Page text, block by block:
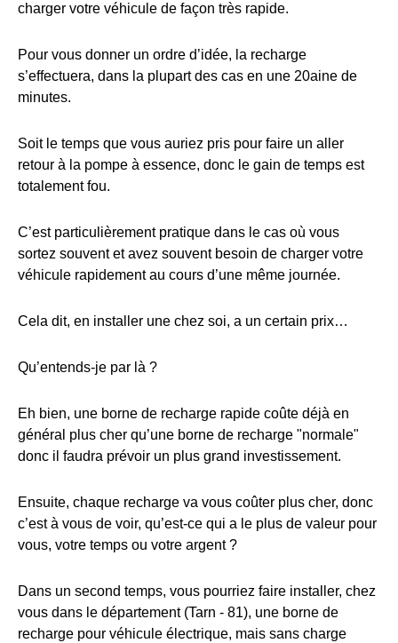
charger votre véhicule de façon très rapide.
Pour vous donner un ordre d’idée, la recharge
s’effectuera, dans la plupart des cas en une 20aine de
minutes.
Soit le temps que vous auriez pris pour faire un aller
retour à la pompe à essence, donc le gain de temps est
totalement fou.
C’est particulièrement pratique dans le cas où vous
sortez souvent et avez souvent besoin de charger votre
véhicule rapidement au cours d’une même journée.
Cela dit, en installer une chez soi, a un certain prix…
Qu’entends-je par là ?
Eh bien, une borne de recharge rapide coûte déjà en
général plus cher qu’une borne de recharge "normale"
donc il faudra prévoir un plus grand investissement.
Ensuite, chaque recharge va vous coûter plus cher, donc
c’est à vous de voir, qu’est-ce qui a le plus de valeur pour
vous, votre temps ou votre argent ?
Dans un second temps, vous pourriez faire installer, chez
vous dans le département (Tarn - 81), une borne de
recharge pour véhicule électrique, mais sans charge